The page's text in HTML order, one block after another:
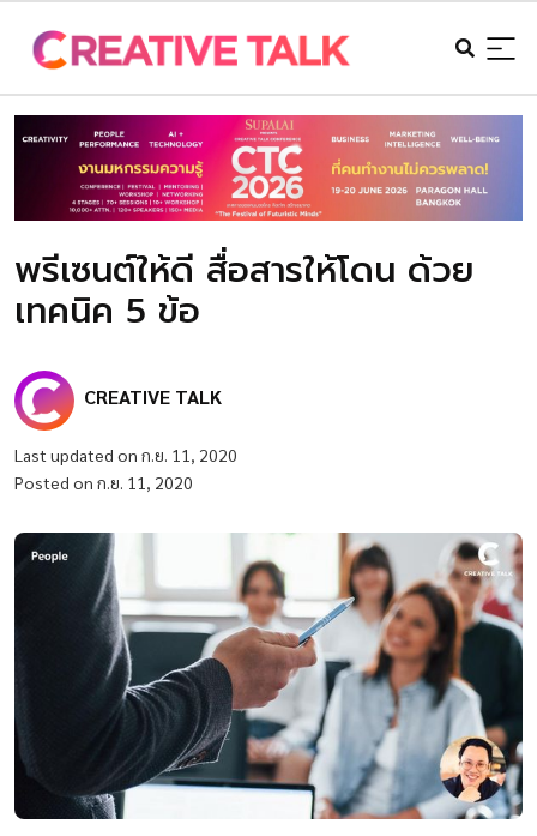
พรีเซนต์ให้ดี สื่อสารให้โดน ด้วย
เทคนิค 5 ข้อ
CREATIVE TALK
Last updated on ก.ย. 11, 2020
Posted on ก.ย. 11, 2020